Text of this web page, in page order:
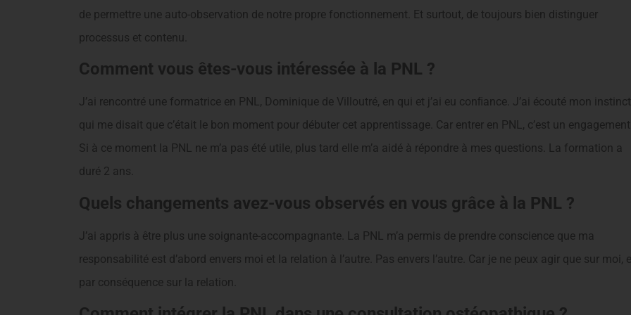
de permettre une auto-observation de notre propre fonctionnement. Et surtout, de toujours bien distinguer
processus et contenu.
Comment vous êtes-vous intéressée à la PNL ?
J’ai rencontré une formatrice en PNL, Dominique de Villoutré, en qui et j’ai eu conﬁance. J’ai écouté mon instinct
qui me disait que c’était le bon moment pour débuter cet apprentissage. Car entrer en PNL, c’est un
Si à ce moment la PNL ne m’a pas été utile, plus tard elle m’a aidé à répondre à mes questions. La formation a
duré 2 ans.
Quels changements avez-vous observés en vous grâce à la PNL ?
J’ai appris à être plus une soignante-accompagnante. La PNL m’a permis de prendre conscience que ma
responsabilité est d’abord envers moi et la relation à l’autre. Pas envers l’autre. Car je ne peux agir que sur moi,
par conséquence sur la relation.